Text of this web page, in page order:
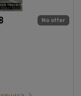
No offer